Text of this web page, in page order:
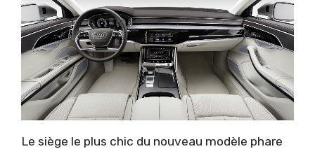
Le siège le plus chic du nouveau modèle phare